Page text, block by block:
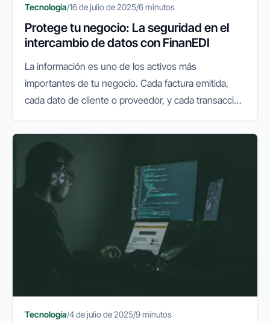
Tecnología/16 de julio de 2025/6 minutos
Protege tu negocio: La seguridad en el
intercambio de datos con FinanEDI
La información es uno de los activos más
importantes de tu negocio. Cada factura emitida,
cada dato de cliente o proveedor, y cada transacción
responsabilidad implícita...
Tecnología/4 de julio de 2025/9 minutos